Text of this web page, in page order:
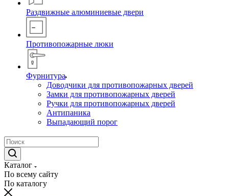
Раздвижные алюминиевые двери
Противопожарные люки
Фурнитура
Доводчики для противопожарных дверей
Замки для противопожарных дверей
Ручки для противопожарных дверей
Антипаника
Выпадающий порог
Каталог
По всему сайту
По каталогу